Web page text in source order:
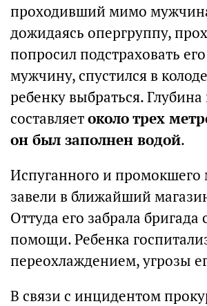
проходивший мимо
дожидаясь опергруппу,
попросил подстраховать
мужчину, спустился в
ребенку выбраться. Глубина
составляетоколо трех
он был заполнен водой.
Испуганного и промокшего
завели в ближайший
Оттуда его забрала бригада
помощи. Ребенка
переохлаждением, угрозы
В связи с инцидентом